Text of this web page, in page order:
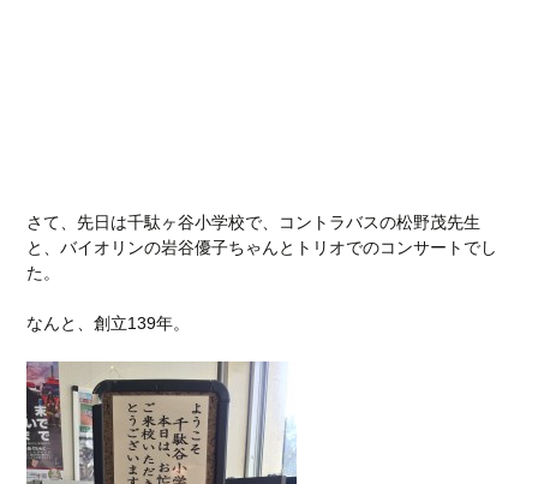
さて、先日は千駄ヶ谷小学校で、コントラバスの松野茂先生
と、バイオリンの岩谷優子ちゃんとトリオでのコンサートでし
た。
なんと、創立139年。